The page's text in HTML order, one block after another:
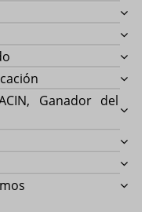
Ganador del